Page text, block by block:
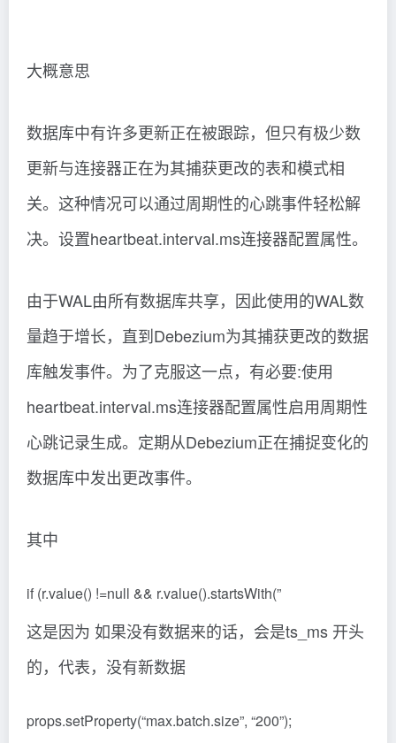
大概意思
数据库中有许多更新正在被跟踪，但只有极少数
更新与连接器正在为其捕获更改的表和模式相
关。这种情况可以通过周期性的心跳事件轻松解
决。设置heartbeat.interval.ms连接器配置属性。
由于WAL由所有数据库共享，因此使用的WAL数
量趋于增长，直到Debezium为其捕获更改的数据
库触发事件。为了克服这一点，有必要:使用
heartbeat.interval.ms连接器配置属性启用周期性
心跳记录生成。定期从Debezium正在捕捉变化的
数据库中发出更改事件。
其中
if (r.value() !=null && r.value().startsWith(”
这是因为 如果没有数据来的话，会是ts_ms 开头
的，代表，没有新数据
props.setProperty(“max.batch.size”, “200”);